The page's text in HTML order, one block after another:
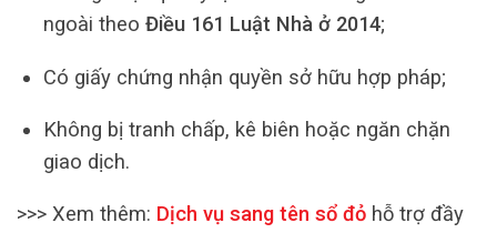
ngoài theo Điều 161 Luật Nhà ở 2014;
Có giấy chứng nhận quyền sở hữu hợp pháp;
Không bị tranh chấp, kê biên hoặc ngăn chặn
giao dịch.
>>> Xem thêm: Dịch vụ sang tên sổ đỏ hỗ trợ đầy